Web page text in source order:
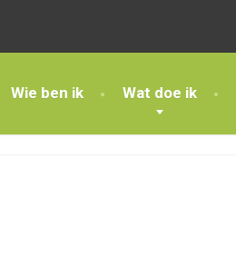
Wie ben ik Wat doe ik